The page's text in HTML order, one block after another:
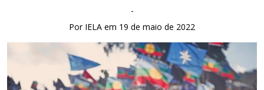
-
Por IELA em 19 de maio de 2022